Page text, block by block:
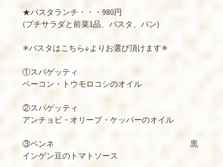
★パスタランチ・・・980円
(プチサラダと前菜1品、パスタ、パン)
✳︎パスタはこちら↓よりお選び頂けます✳︎
①スパゲッティ
ベーコン・トウモロコシのオイル
②スパゲッティ
アンチョビ・オリーブ・ケッパーのオイル
③ペンネ 黒
インゲン豆のトマトソース